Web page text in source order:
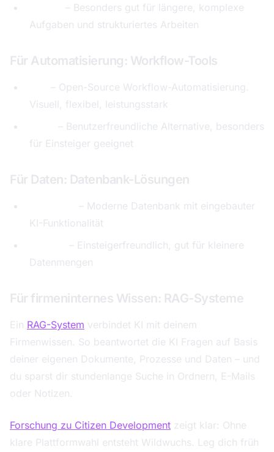
– Besonders gut für längere, komplexe
Aufgaben und strukturiertes Arbeiten
Für Automatisierung: Workflow-Tools
– Open-Source Workflow-Automatisierung.
Visuell, flexibel, leistungsstark
– Benutzerfreundliche Alternative, besonders
für Einsteiger geeignet
Für Daten: Datenbank-Lösungen
– Moderne Datenbank mit eingebauter
KI-Funktionalität
– Einsteigerfreundlich, gut für kleinere
Datenmengen
Für firmeninternes Wissen: RAG-Systeme
Ein RAG-System verbindet KI mit deinem
Firmenwissen. So beantwortet die KI Fragen auf Basis
deiner eigenen Dokumente, Prozesse und Daten – und
du sparst dir stundenlange Suche in Ordnern, E-Mails
oder Notizen.
Forschung zu Citizen Development zeigt klar: Ohne
klare Plattformwahl entsteht Wildwuchs. Leg dich früh